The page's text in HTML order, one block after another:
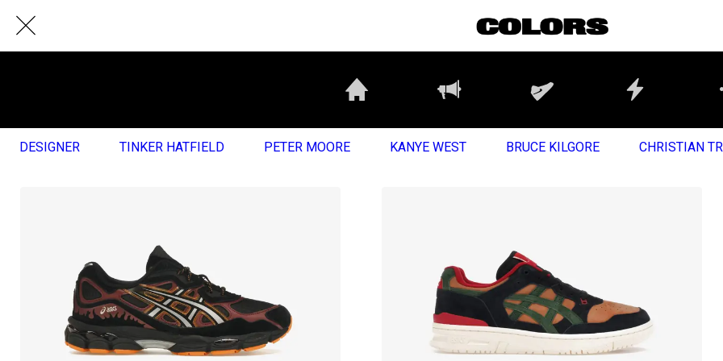
DESIGNER TINKER HATFIELD PETER MOORE KANYE WEST BRUCE KILGORE CHRISTIAN